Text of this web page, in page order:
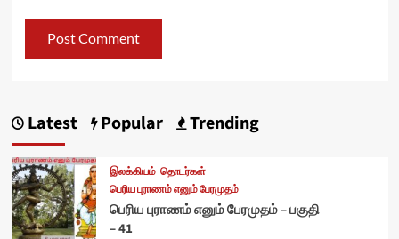
Latest Popular Trending
இலக்கியம் தொடர்கள்
பெரிய புராணம் எனும் பேரமுதம்
பெரிய புராணம் எனும் பேரமுதம் – பகுதி
– 41